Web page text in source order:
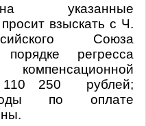
указанные
взыскать с Ч.
Союза
регресса
110 250 рублей;
по оплате